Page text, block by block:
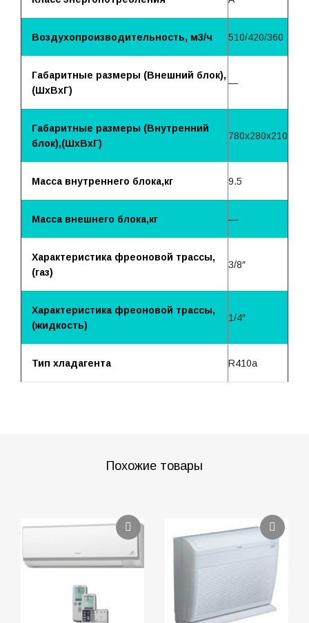
Воздухопроизводительность, м3/ч 510/420/360
Габаритные размеры (Внешний блок),
(ШхВхГ)
—
Габаритные размеры (Внутренний
блок),(ШхВхГ)
780x280x210
Масса внутреннего блока,кг 9.5
Масса внешнего блока,кг —
Характеристика фреоновой трассы,
(газ)
3/8″
Характеристика фреоновой трассы,
(жидкость)
1/4″
Тип хладагента R410a
Похожие товары